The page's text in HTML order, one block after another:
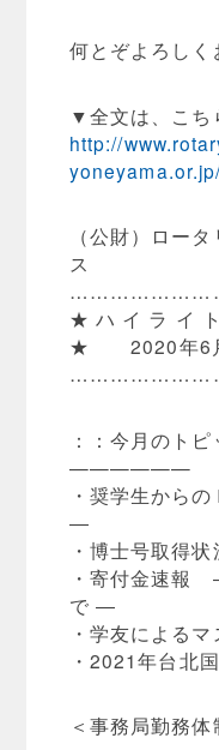
何とぞよろしく
▼全文は、こち
http://
（公財）ロー
ス
★ ハ イ ラ イ
★ 2020年6月
：：今月のトピ
——————
・奨学生から
―
・博士号取得状
・寄付金速報
で ―
・学友による
・2021年台北
＜事務局勤務体